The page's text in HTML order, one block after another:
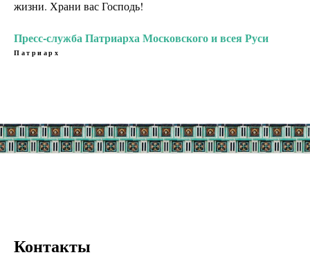
жизни. Храни вас Господь!
Пресс-служба Патриарха Московского и всея Руси
Патриарх
Контакты